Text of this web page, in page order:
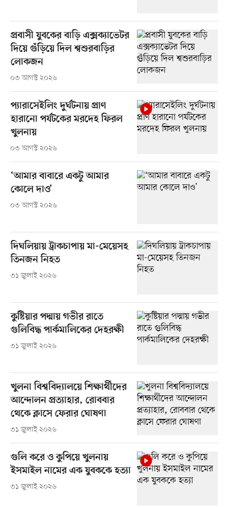
প্রবাসী যুবকের বাড়ি এক্সক্যাভেটর
দিয়ে গুঁড়িয়ে দিল শ্বশুরবাড়ির
লোকজন
০৩ আগস্ট ২০২৬
প্যারাসেইলিং দুর্ঘটনায় প্রাণ
হারানো পর্যটকের মরদেহ ফিরল
খুলনায়
০৩ আগস্ট ২০২৬
‘আমার বাবারে একটু আমার
কোলে দাও’
০৩ আগস্ট ২০২৬
দিঘলিয়ায় ট্রাকচাপায় মা-মেয়েসহ
তিনজন নিহত
৩১ জুলাই ২০২৬
কুষ্টিয়ার পদ্মায় গভীর রাতে
গুলিবিদ্ধ পার্কমালিকের দেহরক্ষী
৩১ জুলাই ২০২৬
খুলনা বিশ্ববিদ্যালয়ে শিক্ষার্থীদের
আন্দোলন প্রত্যাহার, রোববার
থেকে ক্লাসে ফেরার ঘোষণা
৩১ জুলাই ২০২৬
গুলি করে ও কুপিয়ে খুলনায়
ইসমাইল নামের এক যুবককে হত্যা
৩১ জুলাই ২০২৬